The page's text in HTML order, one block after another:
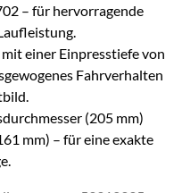
– für hervorragende
mit einer Einpresstiefe von
Fahrverhalten
(205 mm)
mm) – für eine exakte